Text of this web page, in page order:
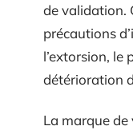
de validation.
précautions
l’extorsion, le
détérioration
La marque